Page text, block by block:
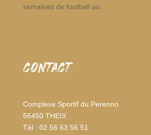
semaines de football au...
CONTACT
Complexe Sportif du Perenno
56450 THEIX
Tèl : 02 56 63 56 51